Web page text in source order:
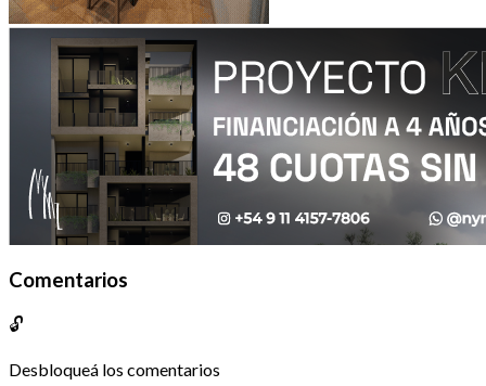
Comentarios
🔓
Desbloqueá los comentarios